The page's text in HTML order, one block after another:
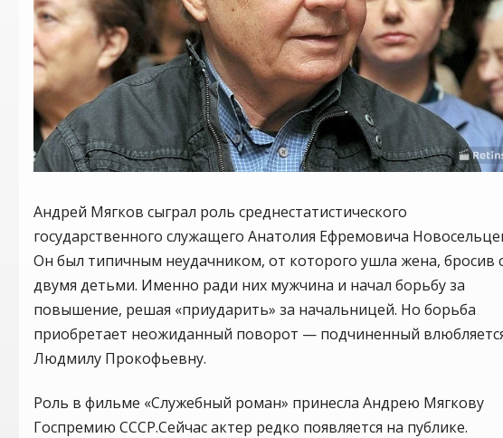
Андрей Мягков сыграл роль среднестатистического
государственного служащего Анатолия Ефремовича
Он был типичным неудачником, от которого ушла жена, бросив
двумя детьми. Именно ради них мужчина и начал борьбу за
повышение, решая «приударить» за начальницей. Но борьба
приобретает неожиданный поворот — подчиненный
Людмилу Прокофьевну.
Роль в фильме «Служебный роман» принесла Андрею Мягкову
Госпремию СССР.Сейчас актер редко появляется на публике.